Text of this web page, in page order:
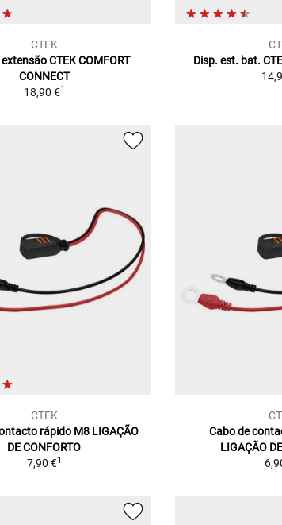
CTEK
CTEK COMFORT
CONNECT
18,90 €1
Disp. est. bat.
CTEK
rápido M8 LIGAÇÃO
DE CONFORTO
7,90 €1
Cabo de
LIGAÇÃO